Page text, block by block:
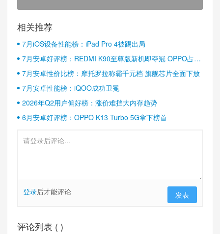
相关推荐
7月iOS设备性能榜：iPad Pro 4被踢出局
7月安卓好评榜：REDMI K90至尊版新机即夺冠 OPPO占据
半壁江山
7月安卓性价比榜：摩托罗拉称霸千元档 旗舰芯片全面下放
7月安卓性能榜：iQOO成功卫冕
2026年Q2用户偏好榜：涨价难挡大内存趋势
6月安卓好评榜：OPPO K13 Turbo 5G拿下榜首
登录后才能评论 发表
评论列表 ( )